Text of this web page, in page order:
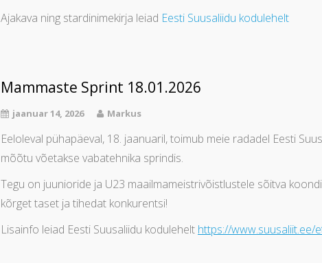
Ajakava ning stardinimekirja leiad Eesti Suusaliidu kodulehelt
Mammaste Sprint 18.01.2026
jaanuar 14, 2026 Markus
Eeloleval pühapäeval, 18. jaanuaril, toimub meie radadel Eesti
mõõtu võetakse vabatehnika sprindis.
Tegu on juunioride ja U23 maailmameistrivõistlustele sõitva
kõrget taset ja tihedat konkurentsi!
Lisainfo leiad Eesti Suusaliidu kodulehelt https://www.suusaliit.ee/